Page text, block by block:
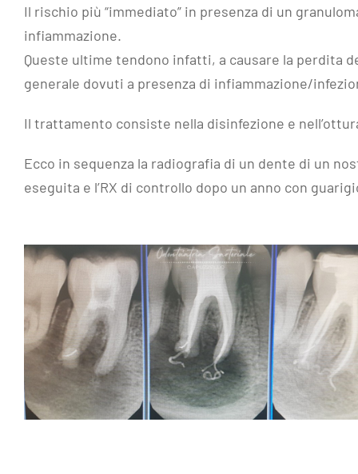
Il rischio più “immediato” in presenza di un
infiammazione.
Queste ultime tendono infatti, a causare la perdita
generale dovuti a presenza di infiammazione/
Il trattamento consiste nella disinfezione e
Ecco in sequenza la radiografia di un dente di un
eseguita e l’RX di controllo dopo un anno con